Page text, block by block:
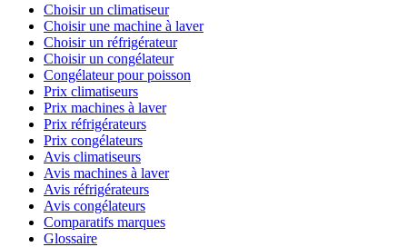
Choisir un climatiseur
Choisir une machine à laver
Choisir un réfrigérateur
Choisir un congélateur
Congélateur pour poisson
Prix climatiseurs
Prix machines à laver
Prix réfrigérateurs
Prix congélateurs
Avis climatiseurs
Avis machines à laver
Avis réfrigérateurs
Avis congélateurs
Comparatifs marques
Glossaire